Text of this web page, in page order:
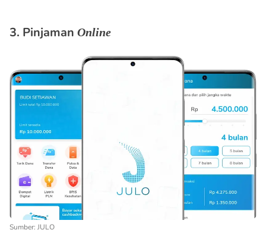
3. Pinjaman Online
Sumber: JULO